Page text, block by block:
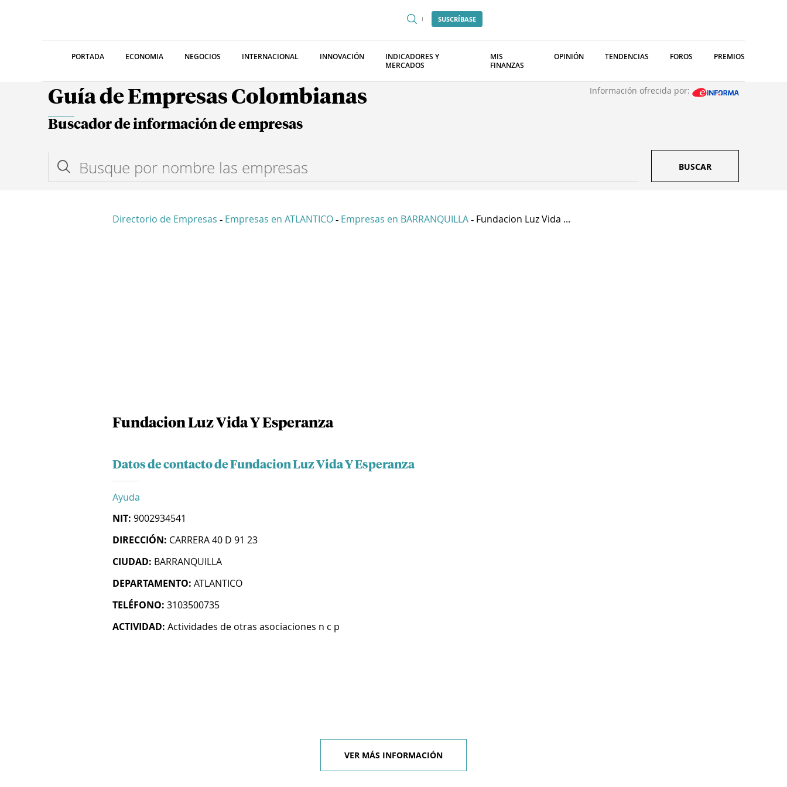
SUSCRÍBASE
PORTADA ECONOMIA NEGOCIOS INTERNACIONAL INNOVACIÓN
INDICADORES Y
MERCADOS
MIS
FINANZAS
OPINIÓN TENDENCIAS FOROS PREMIOS
Guía de Empresas Colombianas Información ofrecida por:
Buscador de información de empresas
BUSCAR
Directorio de Empresas - Empresas en ATLANTICO - Empresas en BARRANQUILLA - Fundacion Luz Vida ...
Fundacion Luz Vida Y Esperanza
Datos de contacto de Fundacion Luz Vida Y Esperanza
Ayuda
NIT: 9002934541
DIRECCIÓN: CARRERA 40 D 91 23
CIUDAD: BARRANQUILLA
DEPARTAMENTO: ATLANTICO
TELÉFONO: 3103500735
ACTIVIDAD: Actividades de otras asociaciones n c p
VER MÁS INFORMACIÓN